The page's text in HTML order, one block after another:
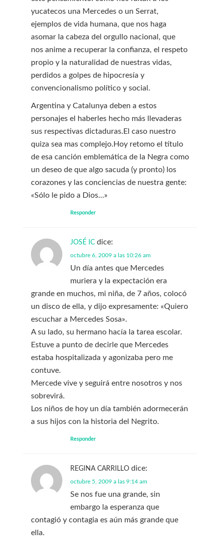
yucatecos una Mercedes o un Serrat,
ejemplos de vida humana, que nos haga
asomar la cabeza del orgullo nacional, que
nos anime a recuperar la confianza, el respeto
propio y la naturalidad de nuestras vidas,
perdidos a golpes de hipocresía y
convencionalismo político y social.
Argentina y Catalunya deben a estos
personajes el haberles hecho más llevaderas
sus respectivas dictaduras.El caso nuestro
quiza sea mas complejo.Hoy retomo el título
de esa canción emblemática de la Negra como
un deseo de que algo sacuda (y pronto) los
corazones y las conciencias de nuestra gente:
«Sólo le pido a Dios…»
Responder
JOSÉ IC dice:
octubre 6, 2009 a las 10:26 am
Un día antes que Mercedes
muriera y la expectación era
grande en muchos, mi niña, de 7 años, colocó
un disco de ella, y dijo expresamente: «Quiero
escuchar a Mercedes Sosa».
A su lado, su hermano hacía la tarea escolar.
Estuve a punto de decirle que Mercedes
estaba hospitalizada y agonizaba pero me
contuve.
Mercede vive y seguirá entre nosotros y nos
sobrevirá.
Los niños de hoy un día también adormecerán
a sus hijos con la historia del Negrito.
Responder
REGINA CARRILLO dice:
octubre 5, 2009 a las 9:14 am
Se nos fue una grande, sin
embargo la esperanza que
contagió y contagia es aún más grande que
ella.